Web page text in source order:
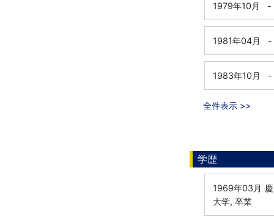
1979年10月 -
1981年04月 -
1983年10月 -
全件表示 >>
学歴
1969年03月
大学, 卒業